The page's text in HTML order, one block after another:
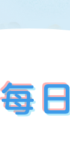
每